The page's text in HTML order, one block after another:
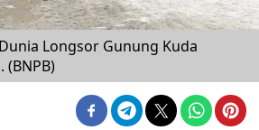
Longsor Gunung Kuda
(BNPB)